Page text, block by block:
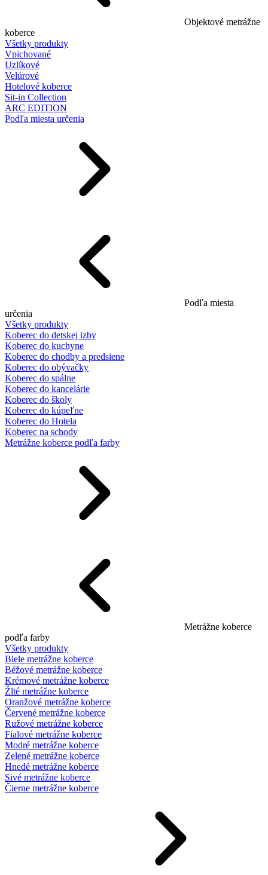
Objektové metrážne
koberce
Všetky produkty
Vpichované
Uzlíkové
Velúrové
Hotelové koberce
Sit-in Collection
ARC EDITION
Podľa miesta určenia
Podľa miesta
určenia
Všetky produkty
Koberec do detskej izby
Koberec do kuchyne
Koberec do chodby a predsiene
Koberec do obývačky
Koberec do spálne
Koberec do kancelárie
Koberec do školy
Koberec do kúpeľne
Koberec do Hotela
Koberec na schody
Metrážne koberce podľa farby
Metrážne koberce
podľa farby
Všetky produkty
Biele metrážne koberce
Béžové metrážne koberce
Krémové metrážne koberce
Žlté metrážne koberce
Oranžové metrážne koberce
Červené metrážne koberce
Ružové metrážne koberce
Fialové metrážne koberce
Modré metrážne koberce
Zelené metrážne koberce
Hnedé metrážne koberce
Sivé metrážne koberce
Čierne metrážne koberce